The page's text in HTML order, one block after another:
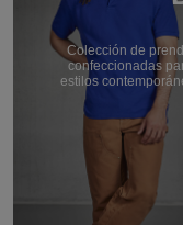
Colección de
confeccionadas
estilos